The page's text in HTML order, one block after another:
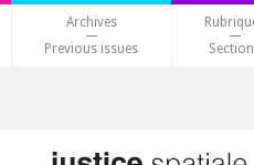
Archives
Previous issues